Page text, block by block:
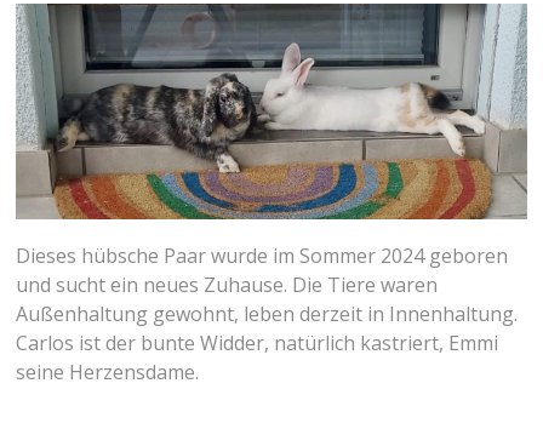
Dieses hübsche Paar wurde im Sommer 2024 geboren
und sucht ein neues Zuhause. Die Tiere waren
Außenhaltung gewohnt, leben derzeit in Innenhaltung.
Carlos ist der bunte Widder, natürlich kastriert, Emmi
seine Herzensdame.